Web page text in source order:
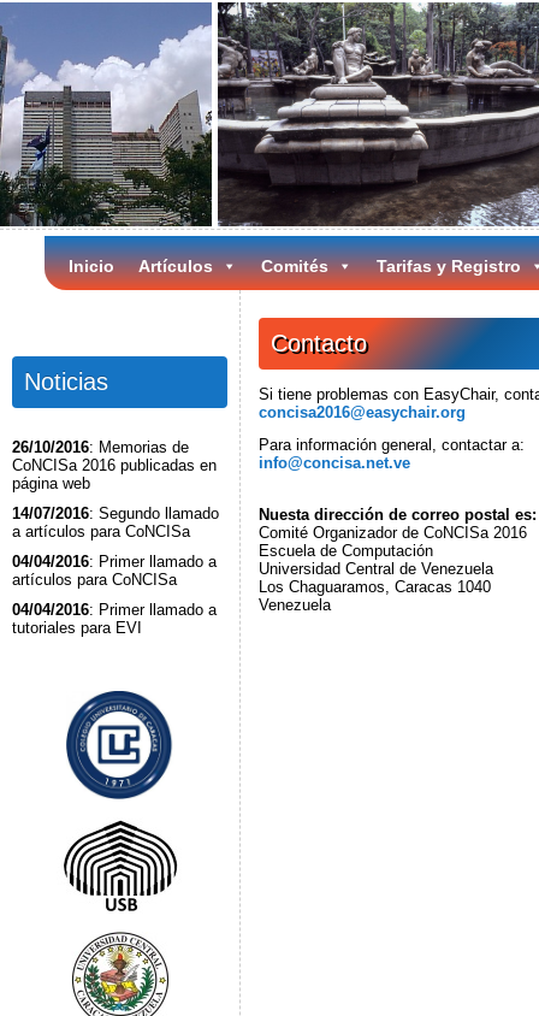
Inicio Artículos Comités Tarifas y Registro
Noticias
26/10/2016: Memorias de
CoNCISa 2016 publicadas en
página web
14/07/2016: Segundo llamado
a artículos para CoNCISa
04/04/2016: Primer llamado a
artículos para CoNCISa
04/04/2016: Primer llamado a
tutoriales para EVI
Contacto
Si tiene problemas con EasyChair,
concisa2016@easychair.org
Para información general, contactar a:
info@concisa.net.ve
Nuesta dirección de correo postal es:
Comité Organizador de CoNCISa 2016
Escuela de Computación
Universidad Central de Venezuela
Los Chaguaramos, Caracas 1040
Venezuela